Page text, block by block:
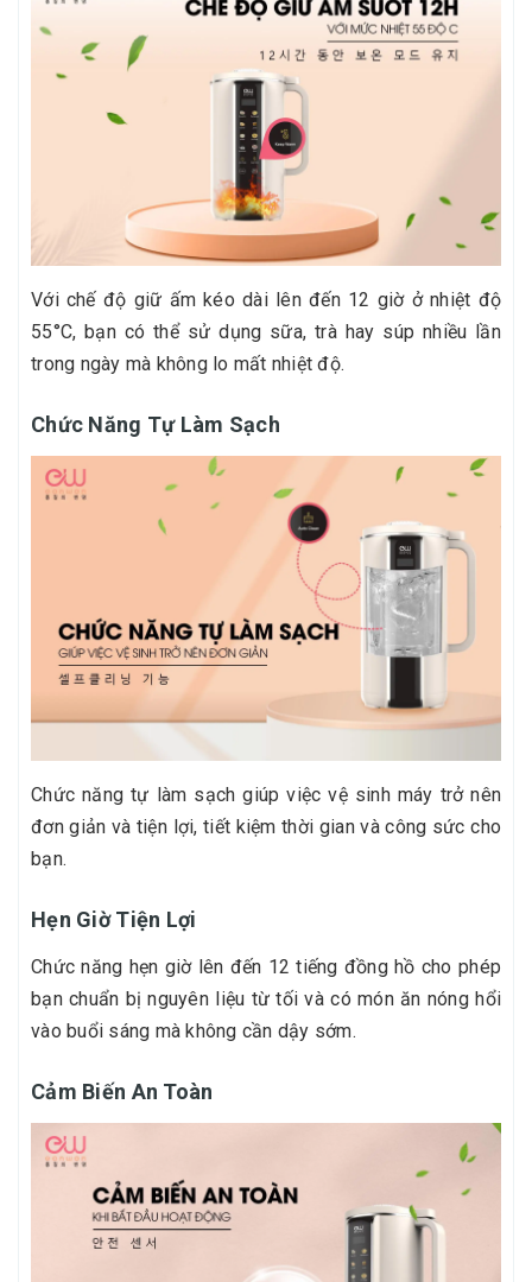
Với chế độ giữ ấm kéo dài lên đến 12 giờ ở nhiệt độ
55°C, bạn có thể sử dụng sữa, trà hay súp nhiều lần
trong ngày mà không lo mất nhiệt độ.
Chức Năng Tự Làm Sạch
Chức năng tự làm sạch giúp việc vệ sinh máy trở nên
đơn giản và tiện lợi, tiết kiệm thời gian và công sức cho
bạn.
Hẹn Giờ Tiện Lợi
Chức năng hẹn giờ lên đến 12 tiếng đồng hồ cho phép
bạn chuẩn bị nguyên liệu từ tối và có món ăn nóng hổi
vào buổi sáng mà không cần dậy sớm.
Cảm Biến An Toàn